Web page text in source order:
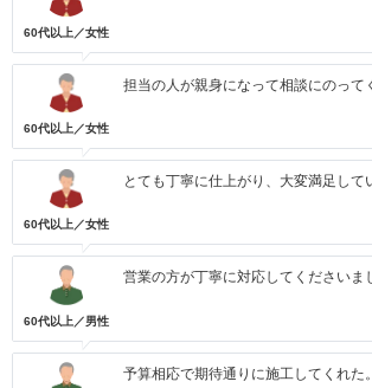
60代以上／女性
60代以上／女性
担当の人が親身になって相談にのって
60代以上／女性
とても丁寧に仕上がり、大変満足して
60代以上／男性
営業の方が丁寧に対応してくださいま
予算相応で期待通りに施工してくれた。